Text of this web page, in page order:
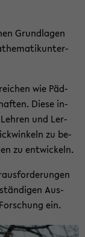
Grund­la­gen
wie Päd­
Diese in­
und Ler­
zu be­
zu ent­wi­ckeln.
Aus­
ein.